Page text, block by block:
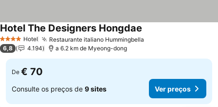
4 EstrelasHotel Restaurante italiano Hummingbella
Hotel The Designers Hongdae
6,8 4.194 a 6.2 km de Myeong-dong
De € 70
Consulte os preços de 9 sites Ver preços